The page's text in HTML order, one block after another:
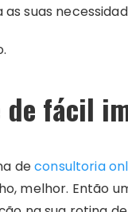
suas
fácil
deconsultoria
melhor. Então